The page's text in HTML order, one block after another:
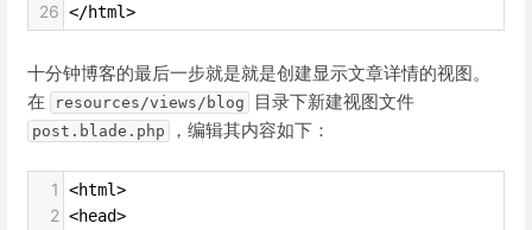
26 </html>
十分钟博客的最后一步就是就是创建显示文章详情的视图。
在
resources/views/blog 目录下新建视图文件
post.blade.php ，编辑其内容如下：
1 <html>
2 <head>